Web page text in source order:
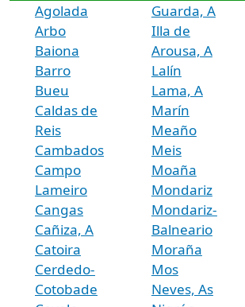
Agolada
Arbo
Baiona
Barro
Bueu
Caldas de
Reis
Cambados
Campo
Lameiro
Cangas
Cañiza, A
Catoira
Cerdedo-
Cotobade
Guarda, A
Illa de
Arousa, A
Lalín
Lama, A
Marín
Meaño
Meis
Moaña
Mondariz
Mondariz-
Balneario
Moraña
Mos
Neves, As